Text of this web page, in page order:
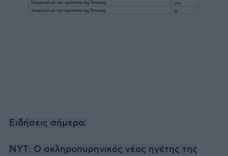
Ειδήσεις σήμερα:
NYT: Ο σκληροπυρηνικός νέος ηγέτης της